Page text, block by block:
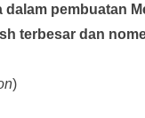
pembuatan
terbesar dan
)